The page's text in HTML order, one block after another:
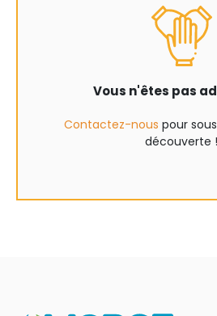
Vous n'êtes pas
Contactez-nous pour
découverte !